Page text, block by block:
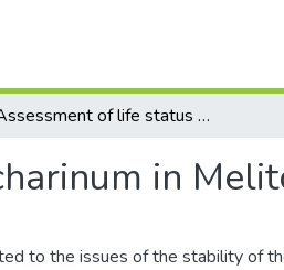
Assessment of life status Acer saccharinum in Melitopol
in
to the issues of the stability of